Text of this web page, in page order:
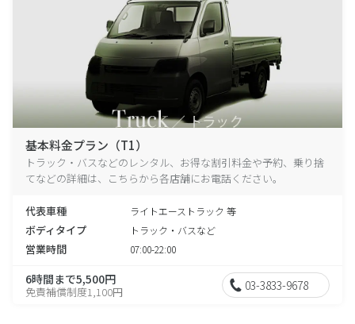
基本料金プラン（T1）
トラック・バスなどのレンタル、お得な割引料金や予約、乗り捨
てなどの詳細は、こちらから各店舗にお電話ください。
代表車種 ライトエーストラック 等
ボディタイプ トラック・バスなど
営業時間 07:00-22:00
6時間まで5,500円
免責補償制度1,100円 03-3833-9678